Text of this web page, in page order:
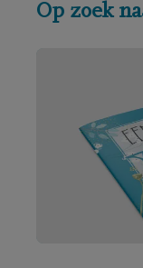
Op zoek